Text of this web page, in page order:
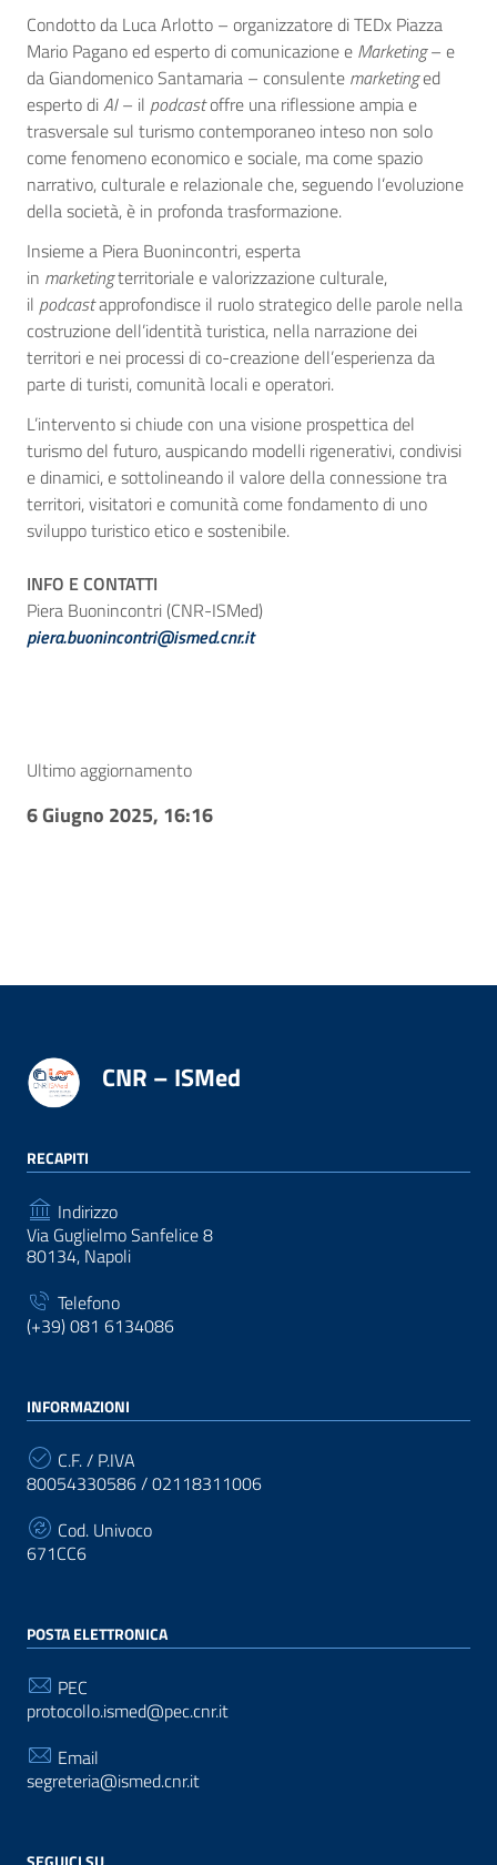
Condotto da Luca Arlotto – organizzatore di TEDx Piazza
Mario Pagano ed esperto di comunicazione e Marketing– e
da Giandomenico Santamaria – consulente marketinged
esperto diAI– il podcastoffre una riflessione ampia e
trasversale sul turismo contemporaneo inteso non solo
come fenomeno economico e sociale, ma come spazio
narrativo, culturale e relazionale che, seguendo l’evoluzione
della società, è in profonda trasformazione.
Insieme a Piera Buonincontri, esperta
in marketingterritoriale e valorizzazione culturale,
il podcastapprofondisce il ruolo strategico delle parole nella
costruzione dell’identità turistica, nella narrazione dei
territori e nei processi di co-creazione dell’esperienza da
parte di turisti, comunità locali e operatori.
L’intervento si chiude con una visione prospettica del
turismo del futuro, auspicando modelli rigenerativi, condivisi
e dinamici, e sottolineando il valore della connessione tra
territori, visitatori e comunità come fondamento di uno
sviluppo turistico etico e sostenibile.
INFO E CONTATTI
Piera Buonincontri (CNR-ISMed)
piera.buonincontri@ismed.cnr.it
Ultimo aggiornamento
6 Giugno 2025, 16:16
CNR – ISMed
RECAPITI
Indirizzo
Via Guglielmo Sanfelice 8
80134, Napoli
Telefono
(+39) 081 6134086
INFORMAZIONI
C.F. / P.IVA
80054330586 / 02118311006
Cod. Univoco
671CC6
POSTA ELETTRONICA
PEC
protocollo.ismed@pec.cnr.it
Email
segreteria@ismed.cnr.it